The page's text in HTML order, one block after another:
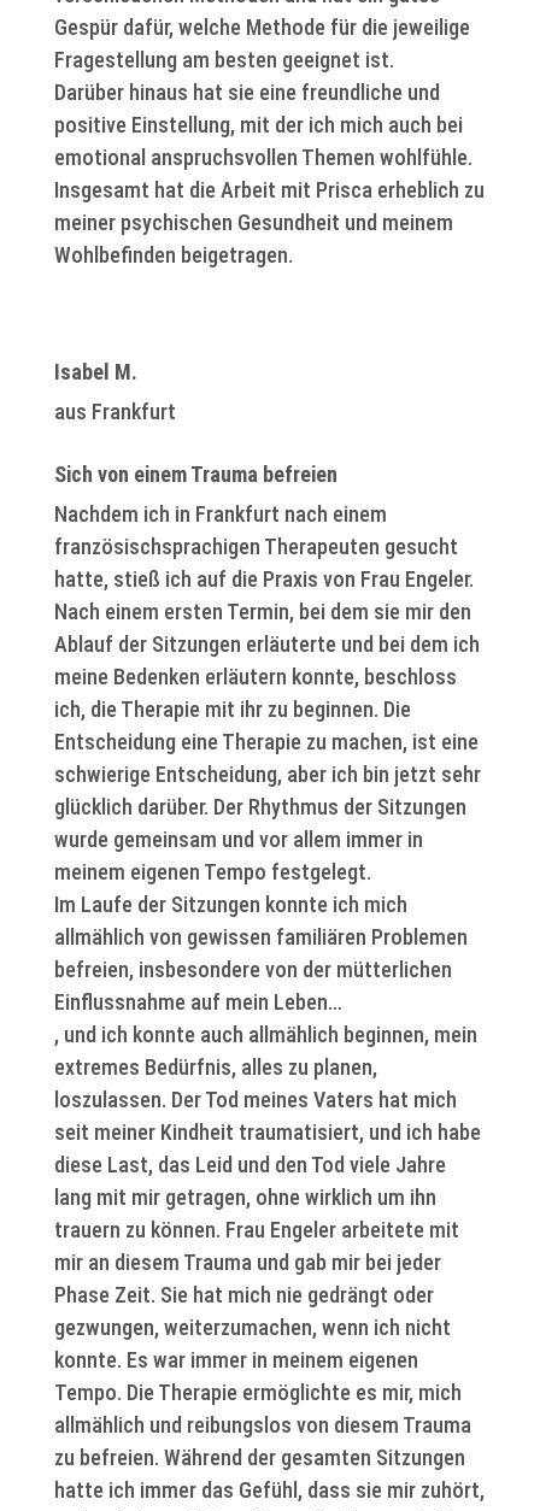
Gespür dafür, welche Methode für die jeweilige
Fragestellung am besten geeignet ist.
Darüber hinaus hat sie eine freundliche und
positive Einstellung, mit der ich mich auch bei
emotional anspruchsvollen Themen wohlfühle.
Insgesamt hat die Arbeit mit Prisca erheblich zu
meiner psychischen Gesundheit und meinem
Wohlbefinden beigetragen.
Isabel M.
aus Frankfurt
Sich von einem Trauma befreien
Nachdem ich in Frankfurt nach einem
französischsprachigen Therapeuten gesucht
hatte, stieß ich auf die Praxis von Frau Engeler.
Nach einem ersten Termin, bei dem sie mir den
Ablauf der Sitzungen erläuterte und bei dem ich
meine Bedenken erläutern konnte, beschloss
ich, die Therapie mit ihr zu beginnen. Die
Entscheidung eine Therapie zu machen, ist eine
schwierige Entscheidung, aber ich bin jetzt sehr
glücklich darüber. Der Rhythmus der Sitzungen
wurde gemeinsam und vor allem immer in
meinem eigenen Tempo festgelegt.
Im Laufe der Sitzungen konnte ich mich
allmählich von gewissen familiären Problemen
befreien, insbesondere von der mütterlichen
Einflussnahme auf mein Leben…
, und ich konnte auch allmählich beginnen, mein
extremes Bedürfnis, alles zu planen,
loszulassen. Der Tod meines Vaters hat mich
seit meiner Kindheit traumatisiert, und ich habe
diese Last, das Leid und den Tod viele Jahre
lang mit mir getragen, ohne wirklich um ihn
trauern zu können. Frau Engeler arbeitete mit
mir an diesem Trauma und gab mir bei jeder
Phase Zeit. Sie hat mich nie gedrängt oder
gezwungen, weiterzumachen, wenn ich nicht
konnte. Es war immer in meinem eigenen
Tempo. Die Therapie ermöglichte es mir, mich
allmählich und reibungslos von diesem Trauma
zu befreien. Während der gesamten Sitzungen
hatte ich immer das Gefühl, dass sie mir zuhört,